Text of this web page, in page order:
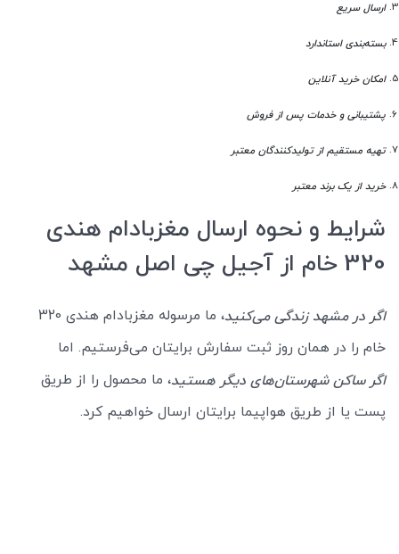
ارسال سریع
بسته‌بندی استاندارد
امکان خرید آنلاین
پشتیبانی و خدمات پس از فروش
تهیه مستقیم از تولیدکنندگان معتبر
خرید از یک برند معتبر
شرایط و نحوه ارسال مغزبادام هندی
320 خام از آجیل چی اصل مشهد
اگر در مشهد زندگی می‌کنید
، ما مرسوله مغزبادام هندی 320
خام را در همان روز ثبت سفارش برایتان می‌فرستیم. اما
اگر ساکن شهرستان‌های دیگر هستید، ما محصول را از طریق
پست یا از طریق هواپیما برایتان ارسال خواهیم کرد.